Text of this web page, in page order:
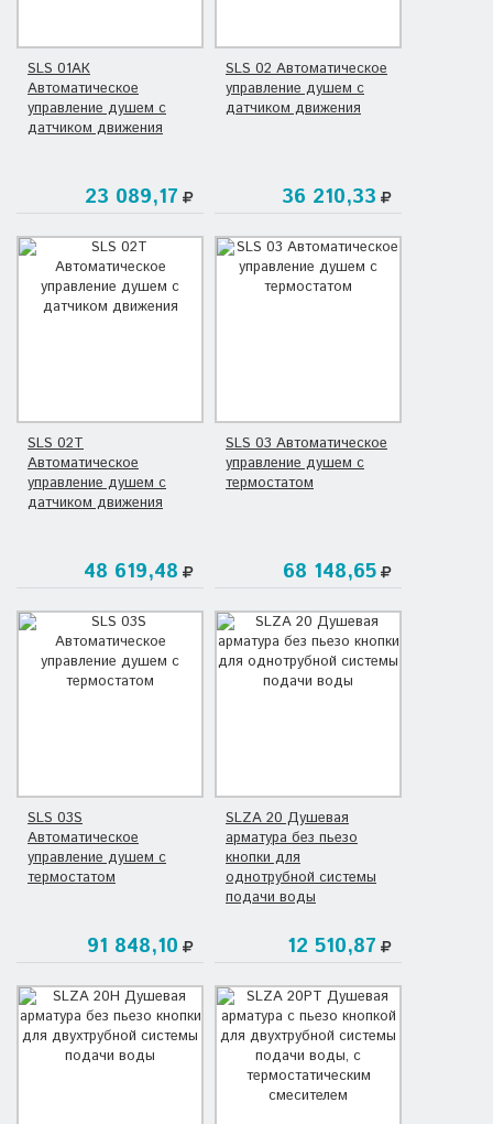
SLS 01АК
Автоматическое
управление душем с
датчиком движения
23 089,17
SLS 02 Автоматическое
управление душем с
датчиком движения
36 210,33
SLS 02T
Автоматическое
управление душем с
датчиком движения
48 619,48
SLS 03 Автоматическое
управление душем с
термостатом
68 148,65
SLS 03S
Автоматическое
управление душем с
термостатом
91 848,10
SLZA 20 Душевая
арматура без пьезо
кнопки для
однотрубной системы
подачи воды
12 510,87